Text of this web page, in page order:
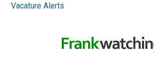
Vacature Alerts